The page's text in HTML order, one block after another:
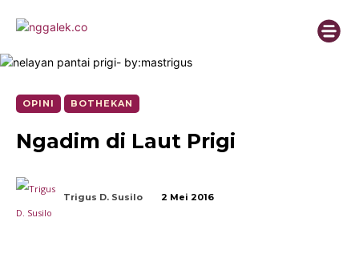
OPINI BOTHEKAN
Ngadim di Laut Prigi
Trigus D. Susilo 2 Mei 2016